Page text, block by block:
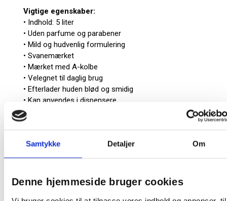
Samtykke Detaljer Om
Denne hjemmeside bruger cookies
Vigtige egenskaber:
• Indhold: 5 liter
• Uden parfume og parabener
• Mild og hudvenlig formulering
• Svanemærket
• Mærket med A-kolbe
• Velegnet til daglig brug
• Efterlader huden blød og smidig
• Kan anvendes i dispensere
• Farve: klar
Praktisk løsning til håndhygiejne
Cremesæben er velegnet til kontorer, institutioner og
andre miljøer med behov for hyppig håndvask. Den milde
unødig belastning af huden.
Den store emballage gør produktet egnet til